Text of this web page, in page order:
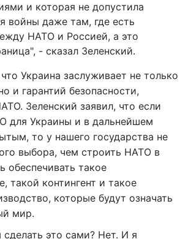
и которая не допустила
войны даже там, где есть
НАТО и Россией, а это
- сказал Зеленский.
Украина заслуживает не только
и гарантий безопасности,
Зеленский заявил, что если
для Украины и в дальнейшем
то у нашего государства не
выбора, чем строить НАТО в
обеспечивать такое
такой контингент и такое
которые будут означать
мир.
это сами? Нет. И я